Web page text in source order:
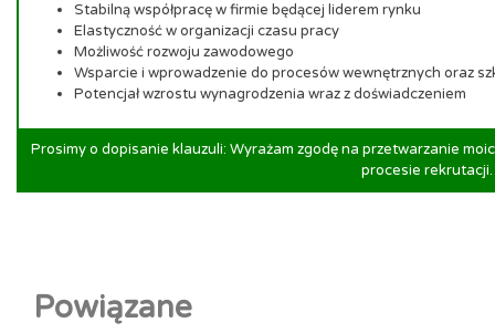
Stabilną współpracę w firmie będącej liderem rynku
Elastyczność w organizacji czasu pracy
Możliwość rozwoju zawodowego
Wsparcie i wprowadzenie do procesów wewnętrznych oraz
Potencjał wzrostu wynagrodzenia wraz z doświadczeniem
Prosimy o dopisanie klauzuli: Wyrażam zgodę na przetwarzanie
procesie rekrutacji.
Powiązane